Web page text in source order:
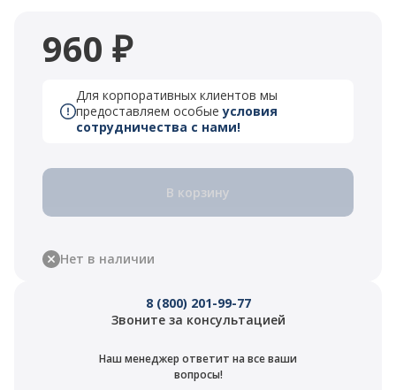
960 ₽
Для корпоративных клиентов мы
предоставляем особыеусловия
сотрудничества с нами!
В корзину
Нет в наличии
8 (800) 201-99-77
Звоните за консультацией
Наш менеджер ответит на все ваши
вопросы!